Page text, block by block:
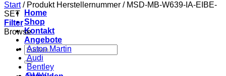
Home
Shop
Kontakt
Angebote
Suchen
nach:
Start /Produkt Herstellernummer /MSD-MB-W639-IA-EIBE-
SET
Filter
Browse
Aston Martin
Audi
Bentley